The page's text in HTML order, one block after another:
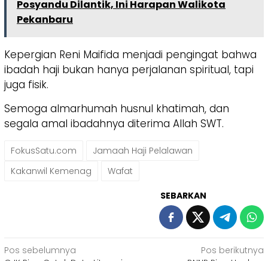
Posyandu Dilantik, Ini Harapan Walikota
Pekanbaru
Kepergian Reni Maifida menjadi pengingat bahwa
ibadah haji bukan hanya perjalanan spiritual, tapi
juga fisik.
Semoga almarhumah husnul khatimah, dan
segala amal ibadahnya diterima Allah SWT.
FokusSatu.com
Jamaah Haji Pelalawan
Kakanwil Kemenag
Wafat
SEBARKAN
Navigasi
Pos sebelumnya
Pos berikutnya